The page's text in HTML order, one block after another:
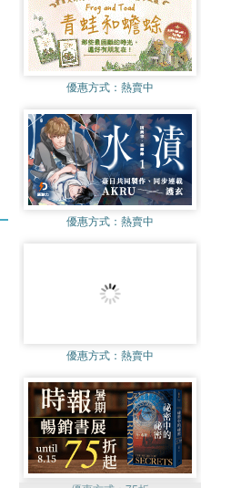
優惠方式： 熱賣中
優惠方式： 熱賣中
優惠方式： 熱賣中